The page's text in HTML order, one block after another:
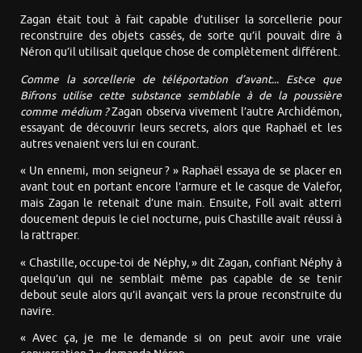
Zagan était tout à fait capable d’utiliser la sorcellerie pour
reconstruire des objets cassés, de sorte qu’il pouvait dire à
Néron qu’il utilisait quelque chose de complètement différent.
Comme la sorcellerie de téléportation d’avant... Est-ce que
Bifrons utilise cette substance semblable à de la poussière
comme médium ?Zagan observa vivement l’autre Archidémon,
essayant de découvrir leurs secrets, alors que Raphaël et les
autres venaient vers lui en courant.
« Un ennemi, mon seigneur ? » Raphaël essaya de se placer en
avant tout en portant encore l’armure et le casque de Valefor,
mais Zagan le retenait d’une main. Ensuite, Foll avait atterri
doucement depuis le ciel nocturne, puis Chastille avait réussi à
la rattraper.
« Chastille, occupe-toi de Néphy, » dit Zagan, confiant Néphy à
quelqu’un qui ne semblait même pas capable de se tenir
debout seule alors qu’il avançait vers la proue reconstruite du
navire.
« Avec ça, je me le demande si on peut avoir une vraie